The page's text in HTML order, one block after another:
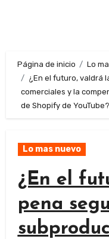
Página de inicio
Lo
¿En el futuro, valdrá
comerciales y la
de Shopify de YouTube?
Lo mas nuevo
¿En el
pena